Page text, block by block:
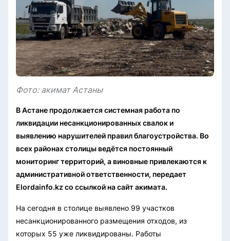
Фото: акимат Астаны
В Астане продолжается системная работа по
ликвидации несанкционированных свалок и
выявлению нарушителей правил благоустройства. Во
всех районах столицы ведётся постоянный
мониторинг территорий, а виновные привлекаются к
административной ответственности, передает
Elordainfo.kz со ссылкой на сайт акимата.
На сегодня в столице выявлено 99 участков
несанкционированного размещения отходов, из
которых 55 уже ликвидированы. Работы